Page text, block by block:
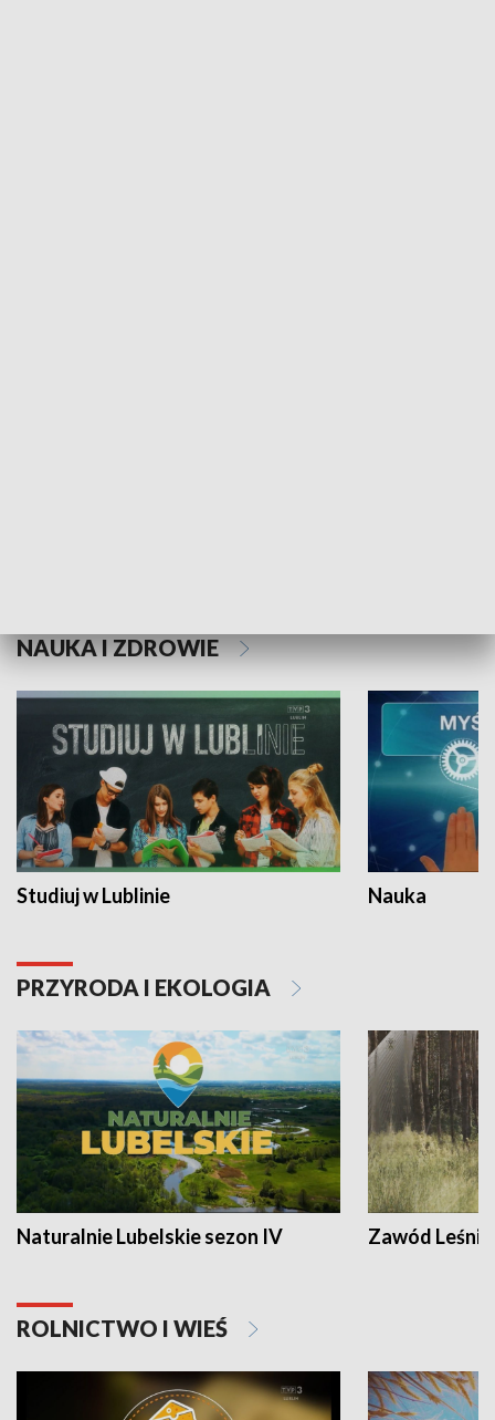
NAUKA I ZDROWIE
Studiuj w Lublinie Nauka
PRZYRODA I EKOLOGIA
Naturalnie Lubelskie sezon IV Zawód Leśnik
ROLNICTWO I WIEŚ